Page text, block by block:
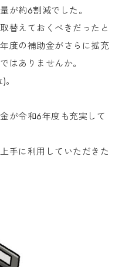
が約6割減でした。
替えておくべきだったと
度の補助金がさらに拡充
はありませんか。
が令和6年度も充実して
手に利用していただきた